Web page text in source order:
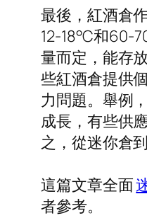
最後，紅酒倉
12-18°C和60-
量而定，能存
些紅酒倉提供
力問題。舉例
成長，有些供
之，從迷你倉
這篇文章全面
者參考。